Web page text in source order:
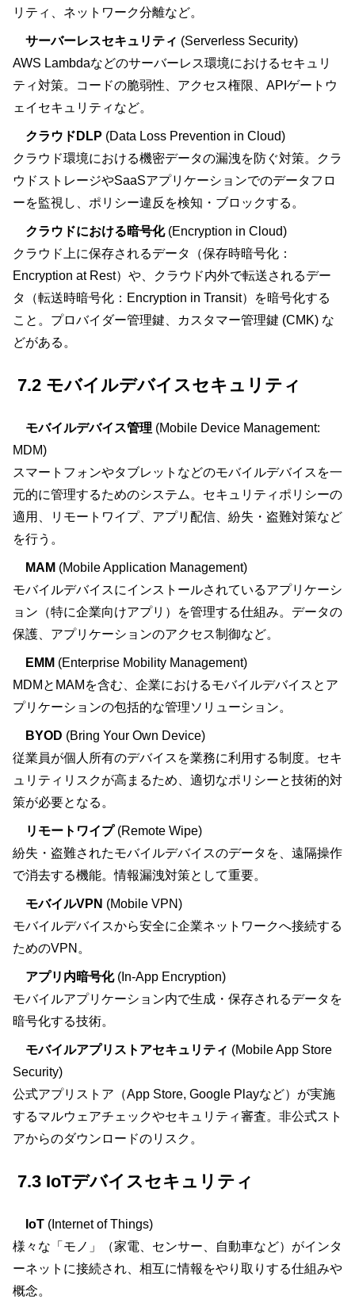
リティ、ネットワーク分離など。
サーバーレスセキュリティ (Serverless Security)
AWS Lambdaなどのサーバーレス環境におけるセキュリ
ティ対策。コードの脆弱性、アクセス権限、APIゲートウ
ェイセキュリティなど。
クラウドDLP (Data Loss Prevention in Cloud)
クラウド環境における機密データの漏洩を防ぐ対策。クラ
ウドストレージやSaaSアプリケーションでのデータフロ
ーを監視し、ポリシー違反を検知・ブロックする。
クラウドにおける暗号化 (Encryption in Cloud)
クラウド上に保存されるデータ（保存時暗号化：
Encryption at Rest）や、クラウド内外で転送されるデー
タ（転送時暗号化：Encryption in Transit）を暗号化する
こと。プロバイダー管理鍵、カスタマー管理鍵 (CMK) な
どがある。
7.2 モバイルデバイスセキュリティ
モバイルデバイス管理 (Mobile Device Management:
MDM)
スマートフォンやタブレットなどのモバイルデバイスを一
元的に管理するためのシステム。セキュリティポリシーの
適用、リモートワイプ、アプリ配信、紛失・盗難対策など
を行う。
MAM (Mobile Application Management)
モバイルデバイスにインストールされているアプリケーシ
ョン（特に企業向けアプリ）を管理する仕組み。データの
保護、アプリケーションのアクセス制御など。
EMM (Enterprise Mobility Management)
MDMとMAMを含む、企業におけるモバイルデバイスとア
プリケーションの包括的な管理ソリューション。
BYOD (Bring Your Own Device)
従業員が個人所有のデバイスを業務に利用する制度。セキ
ュリティリスクが高まるため、適切なポリシーと技術的対
策が必要となる。
リモートワイプ (Remote Wipe)
紛失・盗難されたモバイルデバイスのデータを、遠隔操作
で消去する機能。情報漏洩対策として重要。
モバイルVPN (Mobile VPN)
モバイルデバイスから安全に企業ネットワークへ接続する
ためのVPN。
アプリ内暗号化 (In-App Encryption)
モバイルアプリケーション内で生成・保存されるデータを
暗号化する技術。
モバイルアプリストアセキュリティ (Mobile App Store
Security)
公式アプリストア（App Store, Google Playなど）が実施
するマルウェアチェックやセキュリティ審査。非公式スト
アからのダウンロードのリスク。
7.3 IoTデバイスセキュリティ
IoT (Internet of Things)
様々な「モノ」（家電、センサー、自動車など）がインタ
ーネットに接続され、相互に情報をやり取りする仕組みや
概念。